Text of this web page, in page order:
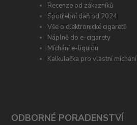
Recenze od zákazníků
Spotřební daň od 2024
Vše o elektronické cigaretě
Náplně do e-cigarety
Míchání e-liquidu
Kalkulačka pro vlastní míchání
ODBORNÉ PORADENSTVÍ